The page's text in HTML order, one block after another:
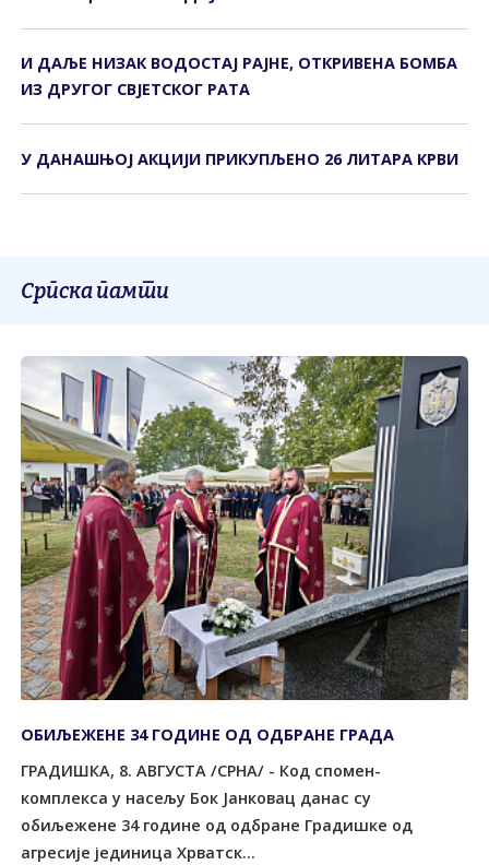
И ДАЉЕ НИЗАК ВОДОСТАЈ РАЈНЕ, ОТКРИВЕНА БОМБА
ИЗ ДРУГОГ СВЈЕТСКОГ РАТА
У ДАНАШЊОЈ АКЦИЈИ ПРИКУПЉЕНО 26 ЛИТАРА КРВИ
Српска памти
ОБИЉЕЖЕНЕ 34 ГОДИНЕ ОД ОДБРАНЕ ГРАДА
ГРАДИШКА, 8. АВГУСТА /СРНА/ - Код спомен-
комплекса у насељу Бок Јанковац данас су
обиљежене 34 године од одбране Градишке од
агресије јединица Хрватск...